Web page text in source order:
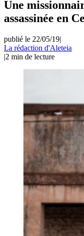
Une
assassinée en
publié le 22/05/19|
La rédaction d'Aleteia
|2 min de lecture